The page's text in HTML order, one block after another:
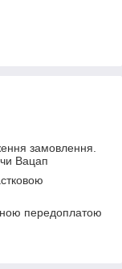
замовлення.
Вацап
передоплатою